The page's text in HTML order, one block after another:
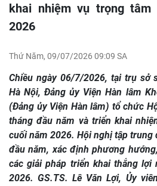
khai nhiệm vụ trọng
2026
Thứ Năm, 09/07/2026 09:09 SA
Chiều ngày 06/7/2026, tại trụ sở
Hà Nội, Đảng ủy Viện Hàn lâm
(Đảng ủy Viện Hàn lâm) tổ chức
tháng đầu năm và triển khai
cuối năm 2026. Hội nghị tập trung
đầu năm, xác định phương
các giải pháp triển khai thắng lợi
2026. GS.TS. Lê Văn Lợi, Ủy